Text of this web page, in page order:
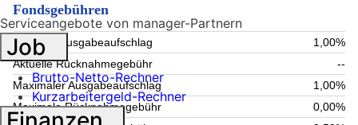
Fondsgebühren
Aktueller Ausgabeaufschlag
1,00%
Aktuelle Rücknahmegebühr
--
Maximaler Ausgabeaufschlag
1,00%
Maximale Rücknahmegebühr
0,00%
Serviceangebote von manager-Partnern
Job
Brutto-Netto-Rechner
Kurzarbeitergeld-Rechner